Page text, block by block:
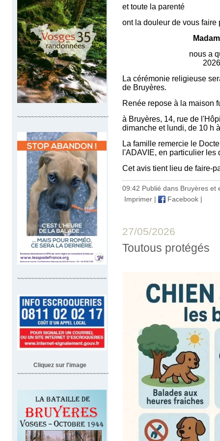
~~~~~~~~~~~~~~~~~~~~~~~~~~~~~~~~~
~~~~~~~~~~~~~~~~~~~~~~~~~~
Cliquez sur l'image
~~~~~~~~~~~~~~~~~~~~~~~~~~~~~~~~~~~~
et toute la parenté
ont la douleur de vous faire
nous a quittés
2026, à l'âge
La cérémonie religieuse
de Bruyères.
Renée repose à la maison
à Bruyères, 14, rue de
dimanche et lundi, de 10 h
La famille remercie le
l'ADAVIE, en particulier les
Cet avis tient lieu de faire-
09:42 Publié dans Bruyères et
Imprimer | Facebook |
27/05/2026
Toutous protégés